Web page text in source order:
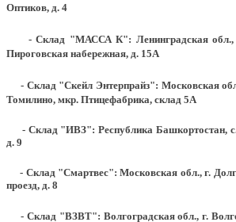
Оптиков, д. 4
- Склад "МАССА К": Ленинградская обл.,
Пироговская набережная, д. 15А
- Склад "Скейл Энтерпрайз": Московская
Томилино, мкр. Птицефабрика, склад 5А
- Склад "ИВЗ": Республика Башкортостан, с.
д. 9
- Склад "Смартвес":Московская обл., г.
проезд, д. 8
- Склад "ВЗВТ": Волгоградская обл., г.